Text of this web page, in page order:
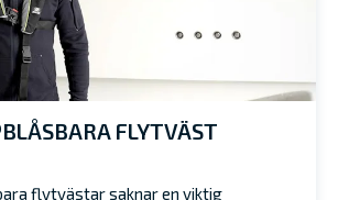
FLYTVÄST
flytvästar saknar en viktig